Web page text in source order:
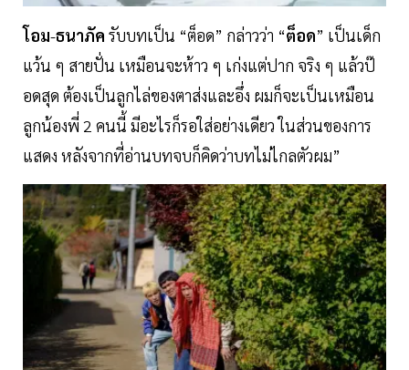
โอม-ธนาภัค รับบทเป็น “ต็อด” กล่าวว่า “ต็อด” เป็นเด็ก
แว้น ๆ สายปั่น เหมือนจะห้าว ๆ เก่งแต่ปาก จริง ๆ แล้วป๊
อดสุด ต้องเป็นลูกไล่ของตาส่งและอึ่ง ผมก็จะเป็นเหมือน
ลูกน้องพี่ 2 คนนี้ มีอะไรก็รอใส่อย่างเดียว ในส่วนของการ
แสดง หลังจากที่อ่านบทจบก็คิดว่าบทไม่ไกลตัวผม”